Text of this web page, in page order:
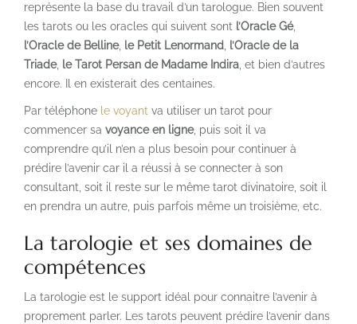
représente la base du travail d’un tarologue. Bien souvent
les tarots ou les oracles qui suivent sont l’Oracle Gé,
l’Oracle de Belline, le Petit Lenormand, l’Oracle de la
Triade, le Tarot Persan de Madame Indira, et bien d’autres
encore. Il en existerait des centaines.
Par téléphone le voyant va utiliser un tarot pour
commencer sa voyance en ligne, puis soit il va
comprendre qu’il n’en a plus besoin pour continuer à
prédire l’avenir car il a réussi à se connecter à son
consultant, soit il reste sur le même tarot divinatoire, soit il
en prendra un autre, puis parfois même un troisième, etc.
La tarologie et ses domaines de
compétences
La tarologie est le support idéal pour connaitre l’avenir à
proprement parler. Les tarots peuvent prédire l’avenir dans